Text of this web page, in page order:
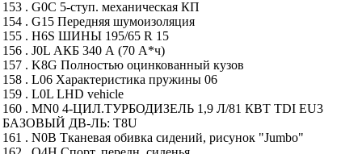
153 . G0C 5-ступ. механическая КП
154 . G15 Передняя шумоизоляция
155 . H6S ШИНЫ 195/65 R 15
156 . J0L АКБ 340 А (70 А*ч)
157 . K8G Полностью оцинкованный кузов
158 . L06 Характеристика пружины 06
159 . L0L LHD vehicle
160 . MN0 4-ЦИЛ.ТУРБОДИЗЕЛЬ 1,9 Л/81 КВТ TDI EU3
БАЗОВЫЙ ДВ-ЛЬ: T8U
161 . N0B Тканевая обивка сидений, рисунок "Jumbo"